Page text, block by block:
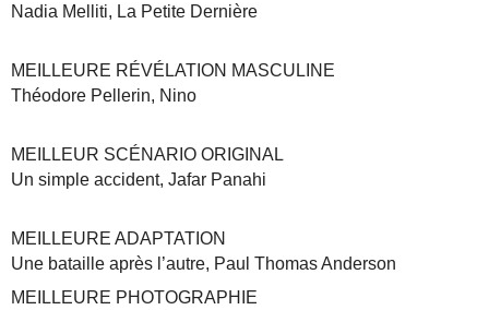
Nadia Melliti, La Petite Dernière
MEILLEURE RÉVÉLATION MASCULINE
Théodore Pellerin, Nino
MEILLEUR SCÉNARIO ORIGINAL
Un simple accident, Jafar Panahi
MEILLEURE ADAPTATION
Une bataille après l’autre, Paul Thomas Anderson
MEILLEURE PHOTOGRAPHIE